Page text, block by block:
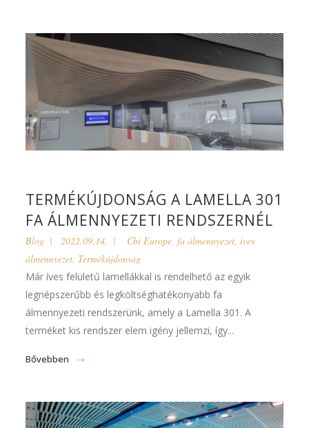
TERMÉKÚJDONSÁG A LAMELLA 301
FA ÁLMENNYEZETI RENDSZERNÉL
Blog 2022.09.14. Cbi Europe,fa álmennyezet,íves
álmennyezet, Termékújdonság
Már íves felületű lamellákkal is rendelhető az egyik
legnépszerűbb és legköltséghatékonyabb fa
álmennyezeti rendszerünk, amely a Lamella 301. A
terméket kis rendszer elem igény jellemzi, így...
Bővebben